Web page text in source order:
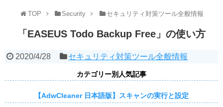
TOP Security セキュリティ対策ツール全般情報
「EASEUS Todo Backup Free」の使い方
2020/4/28 セキュリティ対策ツール全般情報
カテゴリー別人気記事
【AdwCleaner 日本語版】スキャンの実行と設定